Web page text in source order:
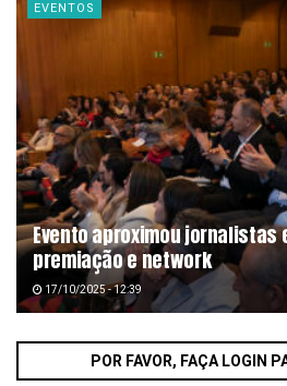
EVENTOS
Evento aproximou jornalistas
premiação e network
17/10/2025 - 12:39
POR FAVOR, FAÇA LOGIN